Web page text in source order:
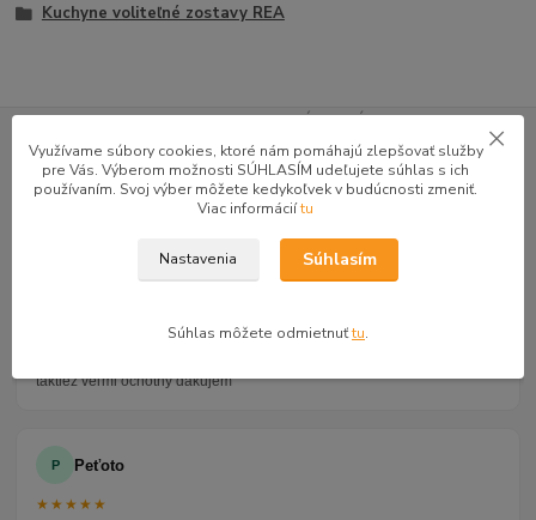
Kuchyne voliteľné zostavy REA
GOOGLE RECENZIE ZÁKAZNÍKOV
4.9★★★★★
47 recenzií · Google
Veľmi seriózny dodávateľ komunikoval so mnou telefonicky na adrese
taktiež veľmi ochotný ďakujem
P Peťoto
★★★★★
Využívame súbory cookies, ktoré nám pomáhajú zlepšovať služby
pre Vás. Výberom možnosti SÚHLASÍM udeľujete súhlas s ich
používaním. Svoj výber môžete kedykoľvek v budúcnosti zmeniť.
Viac informáciítu
Nastavenia Súhlasím
Súhlas môžete odmietnuťtu.